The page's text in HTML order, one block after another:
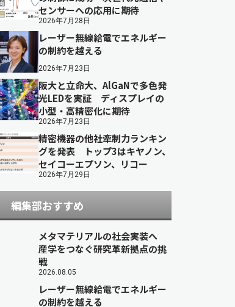
センサーへの応用に期待
2026年7月28日
レーザー無線給電でエネルギー
の制約を越える
2026年7月23日
阪大と立命大、AlGaNで多色発
光LEDを実証 ディスプレイの
小型・高精密化に期待
2026年7月23日
精密機器の他社牽制力ランキン
グを発表 トップ3はキヤノン、
セイコーエプソン、リコー
2026年7月29日
編集部おすすめ
メタマテリアルの社会実装へ
産学をつなぐ研究革新拠点の挑
戦
2026.08.05
レーザー無線給電でエネルギー
の制約を越える